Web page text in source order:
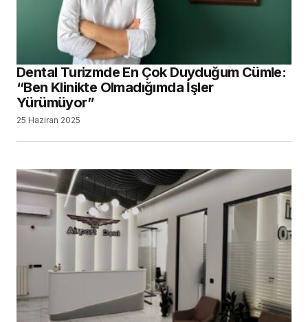
Dental Turizmde En Çok Duyduğum Cümle:
“Ben Klinikte Olmadığımda İşler
Yürümüyor”
25 Haziran 2025